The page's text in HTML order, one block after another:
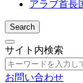
アラブ首長
Search
サイト内検索
お問い合わせ